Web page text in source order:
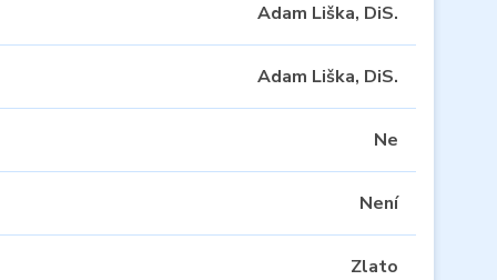
Adam Liška, DiS.
Adam Liška, DiS.
Ne
Není
Zlato